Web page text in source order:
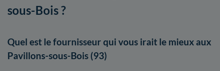
sous-Bois ?
Quel est le fournisseur qui vous irait le mieux aux
Pavillons-sous-Bois (93)